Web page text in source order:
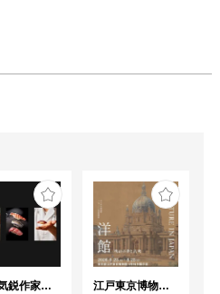
新進気鋭作家によるアート作品 2026年8月特設展示 木寺 憲吾
江戸東京博物館リニューアル記念特別展「洋館 明治の夢と挑戦」